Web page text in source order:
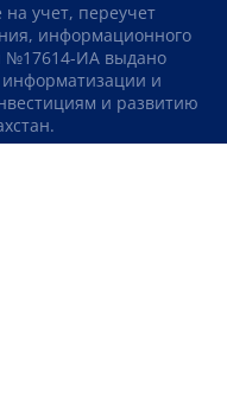
на учет, переучет
информационного
№17614-ИА выдано
информатизации и
и развитию